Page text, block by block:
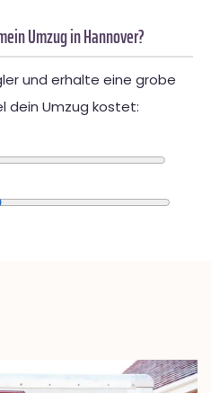
Umzug in Hannover?
und erhalte eine grobe
dein Umzug kostet: